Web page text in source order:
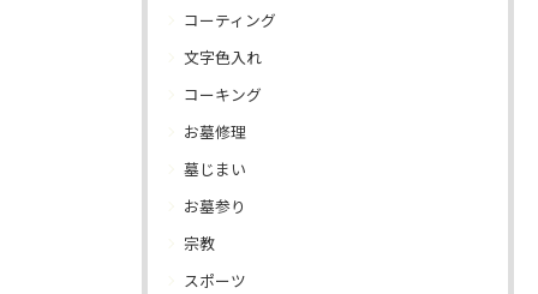
コーティング
文字色入れ
コーキング
お墓修理
墓じまい
お墓参り
宗教
スポーツ